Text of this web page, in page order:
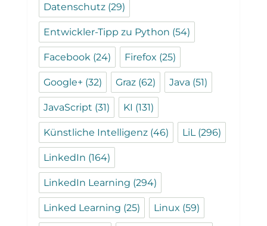
Datenschutz (29)
Entwickler-Tipp zu Python (54)
Facebook (24) Firefox (25)
Google+ (32) Graz (62) Java (51)
JavaScript (31) KI (131)
Künstliche Intelligenz (46) LiL (296)
LinkedIn (164)
LinkedIn Learning (294)
Linked Learning (25) Linux (59)